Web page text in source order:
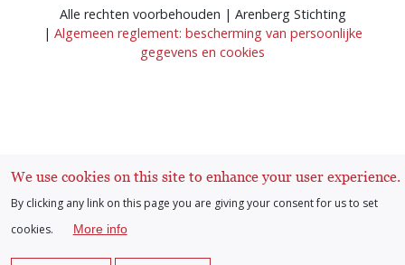
Alle rechten voorbehouden | Arenberg Stichting
| Algemeen reglement: bescherming van persoonlijke
gegevens en cookies
User
account
Inloggen
We use cookies on this site to enhance your user experience.
By clicking any link on this page you are giving your consent for us to set
cookies.
More info